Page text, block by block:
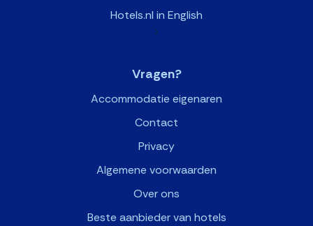
Hotels.nl in English
>
Vragen?
Accommodatie eigenaren
Contact
Privacy
Algemene voorwaarden
Over ons
Beste aanbieder van hotels